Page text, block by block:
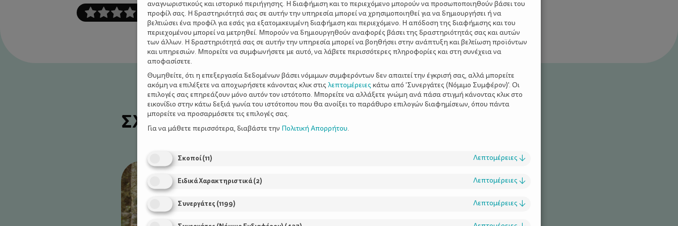
ΣΧΕΤΙΚΑ ΑΡΘΡΑ
3 ΙΔΑΝΙΚΕΣ ΠΕΖΟΠΟΡΙΕΣ ΓΙΑ ΠΑΙΔΙΑ
αναγνωριστικούς και ιστορικό περιήγησης. Η διαφήμιση και το περιεχόμενο μπορούν να προσωποποιηθούν βάσει του
προφίλ σας. Η δραστηριότητά σας σε αυτήν την υπηρεσία μπορεί να χρησιμοποιηθεί για να δημιουργήσει ή να
βελτιώσει ένα προφίλ για εσάς για εξατομικευμένη διαφήμιση και περιεχόμενο. Η απόδοση της διαφήμισης και του
περιεχομένου μπορεί να μετρηθεί. Μπορούν να δημιουργηθούν αναφορές βάσει της δραστηριότητάς σας και αυτών
των άλλων. Η δραστηριότητά σας σε αυτήν την υπηρεσία μπορεί να βοηθήσει στην ανάπτυξη και βελτίωση προϊόντων
και υπηρεσιών. Μπορείτε να συμφωνήσετε με αυτό, να λάβετε περισσότερες πληροφορίες και στη συνέχεια να
αποφασίσετε.
Θυμηθείτε, ότι η επεξεργασία δεδομένων βάσει νόμιμων συμφερόντων δεν απαιτεί την έγκρισή σας, αλλά μπορείτε
ακόμη να επιλέξετε να αποχωρήσετε κάνοντας κλικ στις λεπτομέρειες κάτω από 'Συνεργάτες (Νόμιμο Συμφέρον)'. Οι
επιλογές σας επηρεάζουν μόνο αυτόν τον ιστότοπο. Μπορείτε να αλλάξετε γνώμη ανά πάσα στιγμή κάνοντας κλικ στο
εικονίδιο στην κάτω δεξιά γωνία του ιστότοπου που θα ανοίξει το παράθυρο επιλογών διαφημίσεων, όπου πάντα
μπορείτε να προσαρμόσετε τις επιλογές σας.
Για να μάθετε περισσότερα, διαβάστε την Πολιτική Απορρήτου.
Σκοποί(11) Λεπτομέρειες ↓
Ειδικά Χαρακτηριστικά(2) Λεπτομέρειες ↓
Συνεργάτες (1199) Λεπτομέρειες ↓